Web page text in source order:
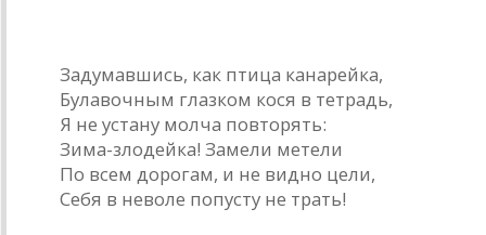
Задумавшись, как птица канарейка,
Булавочным глазком кося в тетрадь,
Я не устану молча повторять:
Зима-злодейка! Замели метели
По всем дорогам, и не видно цели,
Себя в неволе попусту не трать!